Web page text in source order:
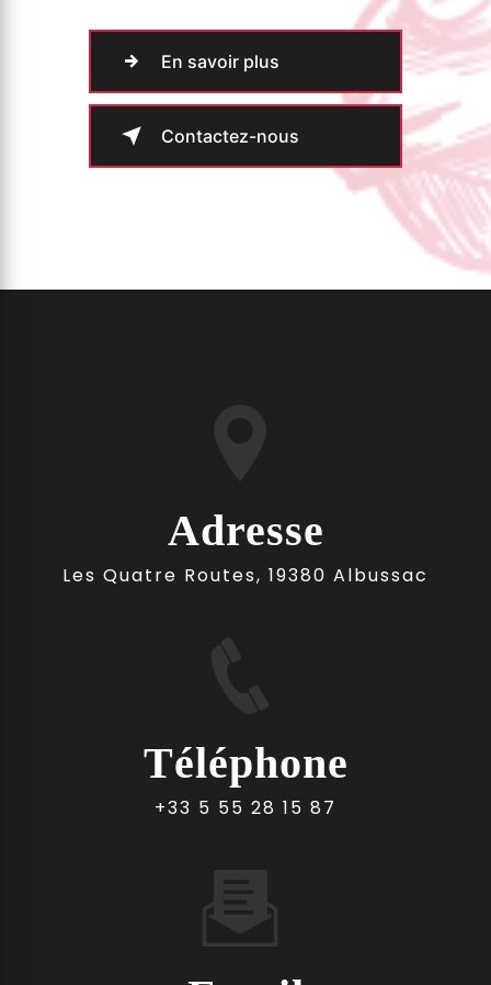
En savoir plus
Contactez-nous
Adresse
Les Quatre Routes, 19380 Albussac
Téléphone
+33 5 55 28 15 87